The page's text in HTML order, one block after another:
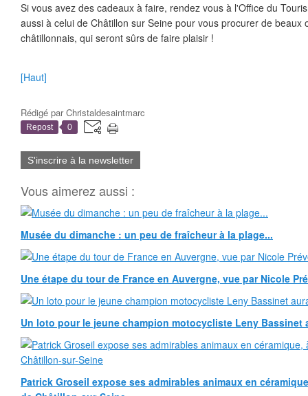
Si vous avez des cadeaux à faire, rendez vous à l'Office du
aussi à celui de Châtillon sur Seine pour vous procurer de beaux
châtillonnais, qui seront sûrs de faire plaisir !
[Haut]
Rédigé parChristaldesaintmarc
Repost 0
S'inscrire à la newsletter
Vous aimerez aussi :
Musée du dimanche : un peu de fraîcheur à la plage...
Une étape du tour de France en Auvergne, vue par Nicole
Un loto pour le jeune champion motocycliste Leny Bassinet
Patrick Groseil expose ses admirables animaux en